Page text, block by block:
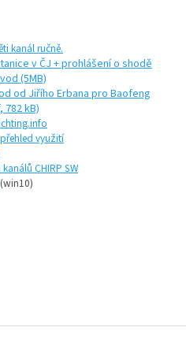
kanál ručně.
v ČJ + prohlášení o shodě
(5MB)
od Jiřího Erbana pro Baofeng
782 kB)
využití
CHIRP SW
(win10)